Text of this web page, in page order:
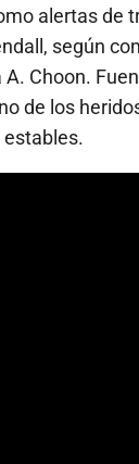
alertas de
según
Choon.
de los